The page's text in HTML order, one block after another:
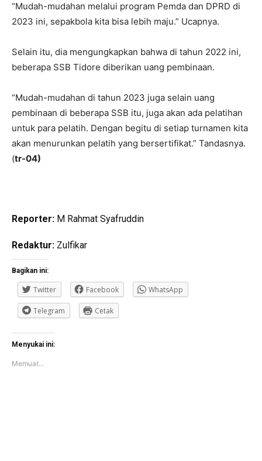
“Mudah-mudahan melalui program Pemda dan DPRD di
2023 ini, sepakbola kita bisa lebih maju.” Ucapnya.
Selain itu, dia mengungkapkan bahwa di tahun 2022 ini,
beberapa SSB Tidore diberikan uang pembinaan.
“Mudah-mudahan di tahun 2023 juga selain uang
pembinaan di beberapa SSB itu, juga akan ada pelatihan
untuk para pelatih. Dengan begitu di setiap turnamen kita
akan menurunkan pelatih yang bersertifikat.” Tandasnya.
(tr-04)
Reporter: M Rahmat Syafruddin
Redaktur: Zulfikar
Bagikan ini:
Twitter Facebook WhatsApp
Telegram Cetak
Menyukai ini:
Memuat...